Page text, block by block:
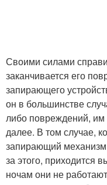
Своими силами
заканчивается его
запирающего
он в большинстве
либо повреждений, им
далее. В том случае,
запирающий
за этого, приходится
ночам они не